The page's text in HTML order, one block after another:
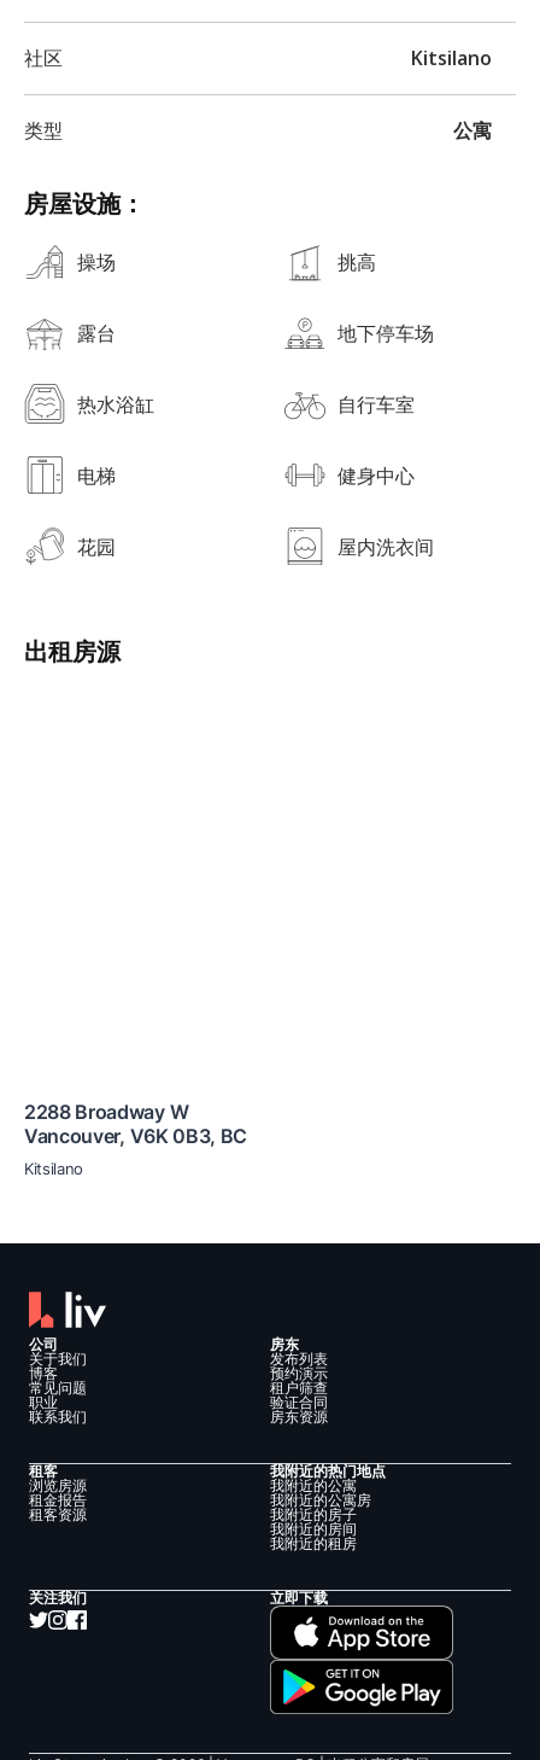
房屋设施：
操场 挑高
露台 地下停车场
热水浴缸 自行车室
电梯 健身中心
花园 屋内洗衣间
出租房源
社区 Kitsilano
类型 公寓
2288 Broadway W
Vancouver, V6K 0B3, BC
Kitsilano
公司
关于我们
博客
常见问题
职业
联系我们
房东
发布列表
预约演示
租户筛查
验证合同
房东资源
租客
浏览房源
租金报告
租客资源
我附近的热门地点
我附近的公寓
我附近的公寓房
我附近的房子
我附近的房间
我附近的租房
关注我们 立即下载